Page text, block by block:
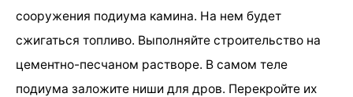
сооружения подиума камина. На нем будет
сжигаться топливо. Выполняйте строительство на
цементно-песчаном растворе. В самом теле
подиума заложите ниши для дров. Перекройте их